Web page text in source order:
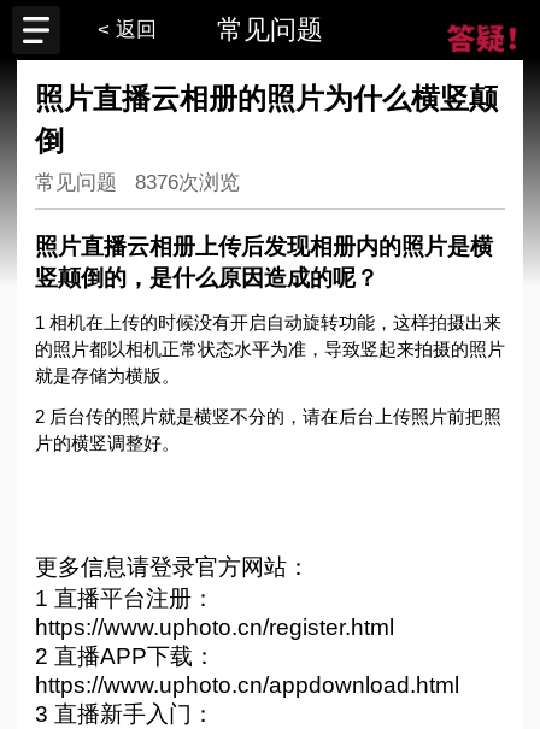
< 返回 常见问题
照片直播云相册的照片为什么横竖颠
倒
常见问题 8376次浏览
照片直播云相册上传后发现相册内的照片是横
竖颠倒的，是什么原因造成的呢？
1 相机在上传的时候没有开启自动旋转功能，这样拍摄出来
的照片都以相机正常状态水平为准，导致竖起来拍摄的照片
就是存储为横版。
2 后台传的照片就是横竖不分的，请在后台上传照片前把照
片的横竖调整好。
更多信息请登录官方网站：
1 直播平台注册：
https://www.uphoto.cn/register.html
2 直播APP下载：
https://www.uphoto.cn/appdownload.html
3 直播新手入门：